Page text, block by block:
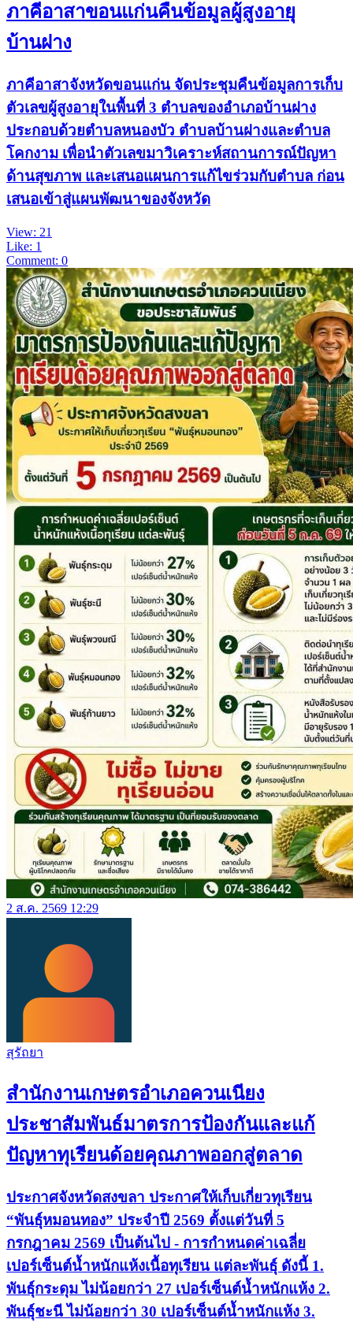
ภาคีอาสาขอนแก่นคืนข้อมูลผู้สูงอายุ
บ้านฝาง
ภาคีอาสาจังหวัดขอนแก่น จัดประชุมคืนข้อมูลการเก็บ
ตัวเลขผู้สูงอายุในพื้นที่ 3 ตำบลของอำเภอบ้านฝาง
ประกอบด้วยตำบลหนองบัว ตำบลบ้านฝางและตำบล
โคกงาม เพื่อนำตัวเลขมาวิเคราะห์สถานการณ์ปัญหา
ด้านสุขภาพ และเสนอแผนการแก้ไขร่วมกับตำบล ก่อน
เสนอเข้าสู่แผนพัฒนาของจังหวัด
View: 21
Like: 1
Comment: 0
2 ส.ค. 2569 12:29
สุรัถยา
สำนักงานเกษตรอำเภอควนเนียง
ประชาสัมพันธ์มาตรการป้องกันและแก้
ปัญหาทุเรียนด้อยคุณภาพออกสู่ตลาด
ประกาศจังหวัดสงขลา ประกาศให้เก็บเกี่ยวทุเรียน
“พันธุ์หมอนทอง” ประจำปี 2569 ตั้งแต่วันที่ 5
กรกฎาคม 2569 เป็นต้นไป - การกำหนดค่าเฉลี่ย
เปอร์เซ็นต์น้ำหนักแห้งเนื้อทุเรียน แต่ละพันธุ์ ดังนี้ 1.
พันธุ์กระดุม ​​ไม่น้อยกว่า 27 เปอร์เซ็นต์น้ำหนักแห้ง 2.
พันธุ์ชะนี ​​ไม่น้อยกว่า 30 เปอร์เซ็นต์น้ำหนักแห้ง 3.